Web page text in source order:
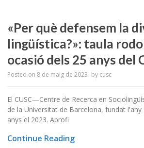
«Per què defensem la
lingüística?»: taula
ocasió dels 25 anys del
Posted on 8 de maig de 2023 by cusc
El CUSC—Centre de Recerca en
de la Universitat de Barcelona, fundat
anys el 2023. Aprofi
Continue Reading